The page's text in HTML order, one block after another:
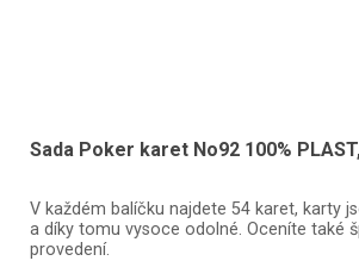
Sada Poker karet No92 100%
V každém balíčku najdete 54 karet, karty
a díky tomu vysoce odolné. Oceníte také
provedení.